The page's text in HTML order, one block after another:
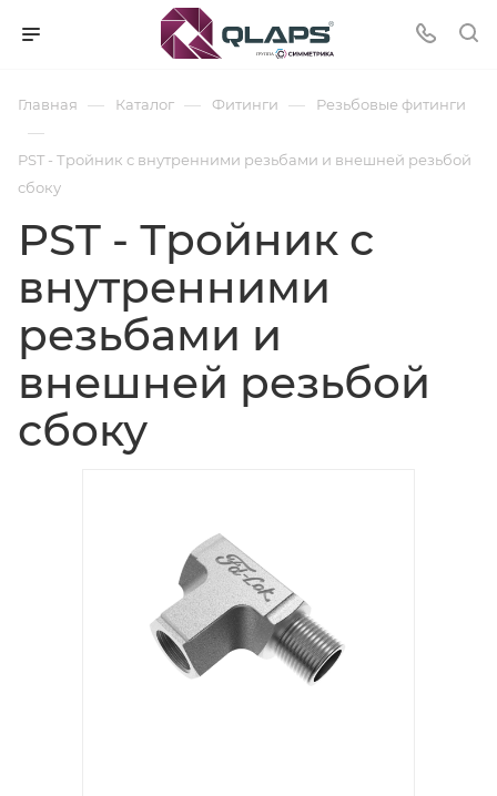
Главная — Каталог — Фитинги — Резьбовые фитинги
—
PST - Тройник с внутренними резьбами и внешней резьбой
сбоку
PST - Тройник с
внутренними
резьбами и
внешней резьбой
сбоку